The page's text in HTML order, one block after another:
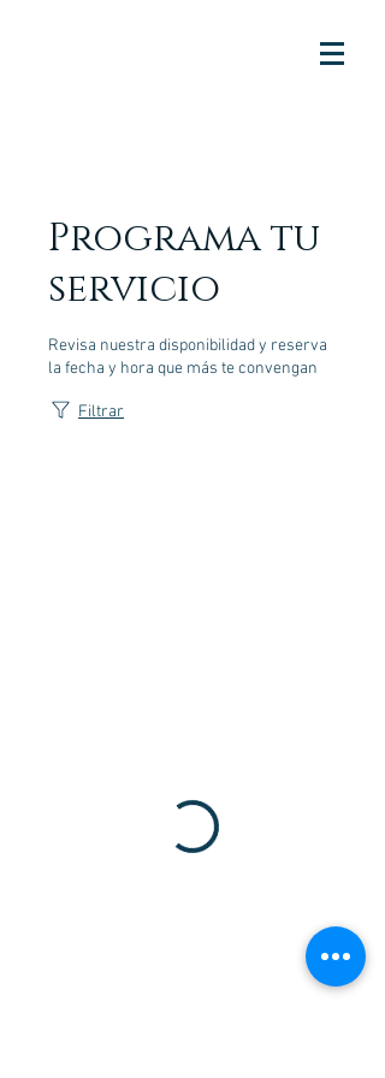
Programa tu
servicio
Revisa nuestra disponibilidad y reserva
la fecha y hora que más te convengan
Filtrar